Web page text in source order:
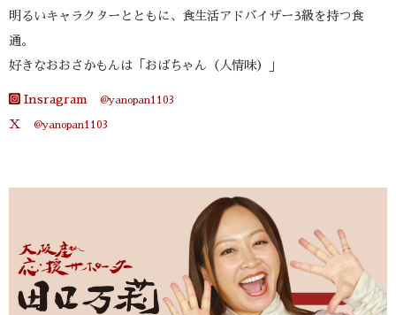
明るいキャラクターとともに、食生活アドバイザー3級を持つ食
通。
好きなおおさかもんは「おばちゃん（人情味）」
Insragram @yanopan1103
X @yanopan1103